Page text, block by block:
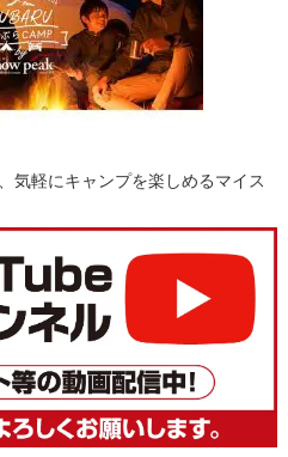
気軽にキャンプを楽しめるマイス